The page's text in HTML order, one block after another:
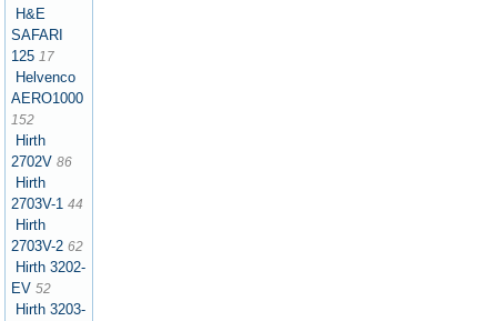
H&E
SAFARI
125 17
Helvenco
AERO1000
152
Hirth
2702V 86
Hirth
2703V-1 44
Hirth
2703V-2 62
Hirth 3202-
EV 52
Hirth 3203-